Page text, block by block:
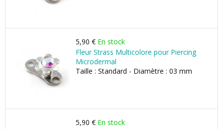
5,90 € En stock
Fleur Strass Multicolore pour Piercing
Microdermal
Taille : Standard - Diamètre : 03 mm
5,90 € En stock